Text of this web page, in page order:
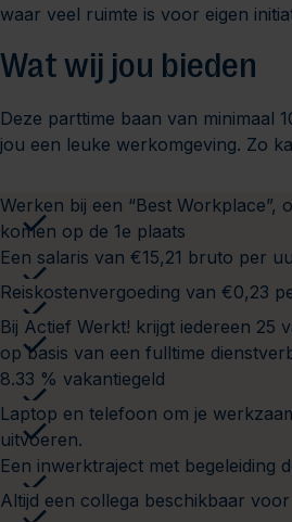
waar veel ruimte is voor eigen
Wat wij jou bieden
Deze parttime baan van minimaal
jou een leuke werkomgeving. Zo
Werken bij een “Best Workplace”,
komen op de 1e plaats
Een salaris van €15,21 bruto per
Reiskostenvergoeding van €0,23
Bij Actief Werkt! krijgt iedereen 25
op basis van een fulltime
8.33 % vakantiegeld
Laptop en telefoon om je
uitvoeren.
Een inwerktraject met begeleiding
Altijd een collega beschikbaar